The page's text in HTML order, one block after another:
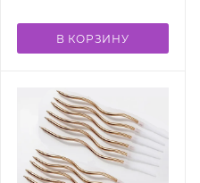
В КОРЗИНУ